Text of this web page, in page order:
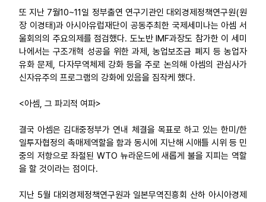
또 지난 7월10~11일 정부출연 연구기관인 대외경제정책연구원(원
장 이경태)과 아시아유럽재단이 공동주최한 국제세미나는 아셈 서
울회의의 주요의제를 점검했다. 도노반 IMF과장도 참가한 이 세미
나에서는 구조개혁 성공을 위한 과제, 농업보조금 폐지 등 농업자
유화 문제, 다자무역체제 강화 등을 주로 논의해 아셈의 관심사가
신자유주의 프로그램의 강화에 있음을 짐작케 했다.
<아셈, 그 파괴적 여파>
결국 아셈은 김대중정부가 연내 체결을 목표로 하고 있는 한미/한
일투자협정의 촉매제역할을 함과 동시에 지난해 시애틀 시위 등 민
중의 저항으로 좌절된 WTO 뉴라운드에 새롭게 불을 지피는 역할
을 할 것이라는 점이다.
지난 5월 대외경제정책연구원과 일본무역진흥회 산하 아시아경제